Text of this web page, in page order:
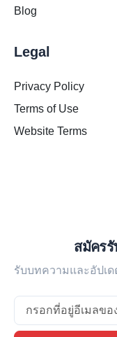
Blog
Legal
Privacy Policy
Terms of Use
Website Terms
สมัครรั
รับบทความและอัปเ